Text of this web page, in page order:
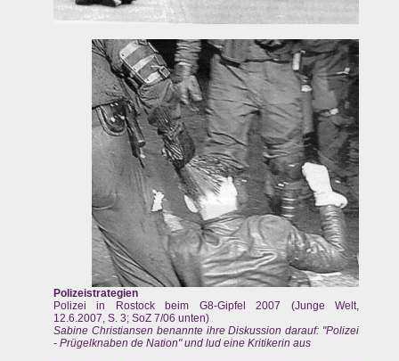
Polizeistrategien
Polizei in Rostock beim G8-Gipfel 2007 (Junge Welt,
12.6.2007, S. 3; SoZ 7/06 unten)
Sabine Christiansen benannte ihre Diskussion darauf: "Polizei
- Prügelknaben de Nation" und lud eine Kritikerin aus